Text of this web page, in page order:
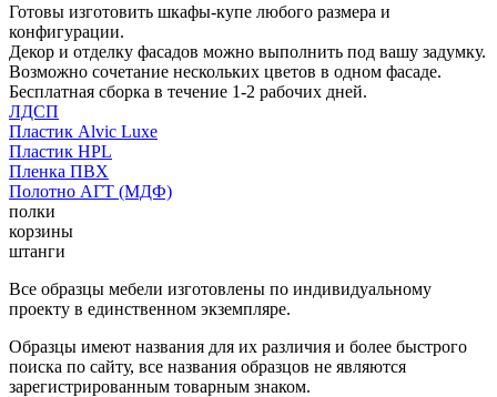
Готовы изготовить шкафы-купе любого размера и
конфигурации.
Декор и отделку фасадов можно выполнить под вашу задумку.
Возможно сочетание нескольких цветов в одном фасаде.
Бесплатная сборка в течение 1-2 рабочих дней.
ЛДСП
Пластик Alvic Luxe
Пластик HPL
Пленка ПВХ
Полотно АГТ (МДФ)
полки
корзины
штанги
Все образцы мебели изготовлены по индивидуальному
проекту в единственном экземпляре.
Образцы имеют названия для их различия и более быстрого
поиска по сайту, все названия образцов не являются
зарегистрированным товарным знаком.